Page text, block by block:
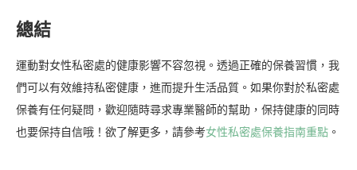
總結
運動對女性私密處的健康影響不容忽視。透過正確的保養習慣，我
們可以有效維持私密健康，進而提升生活品質。如果你對於私密處
保養有任何疑問，歡迎隨時尋求專業醫師的幫助，保持健康的同時
也要保持自信哦！欲了解更多，請參考女性私密處保養指南重點 。